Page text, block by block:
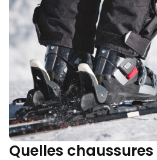
Quelles